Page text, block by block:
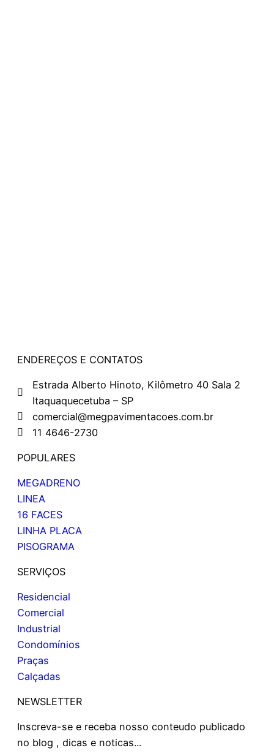
ENDEREÇOS E CONTATOS
Estrada Alberto Hinoto, Kilômetro 40 Sala 2
Itaquaquecetuba – SP
comercial@megpavimentacoes.com.br
11 4646-2730
POPULARES
MEGADRENO
LINEA
16 FACES
LINHA PLACA
PISOGRAMA
SERVIÇOS
Residencial
Comercial
Industrial
Condomínios
Praças
Calçadas
NEWSLETTER
Inscreva-se e receba nosso conteudo publicado
no blog , dicas e noticas...